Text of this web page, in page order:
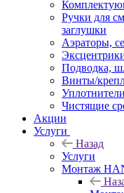
Ручки для
заглушки
Аэраторы,
Подводка,
Винты/
Уплотнители
Чистящие
Акции
Услуги
Назад
Услуги
Монтаж